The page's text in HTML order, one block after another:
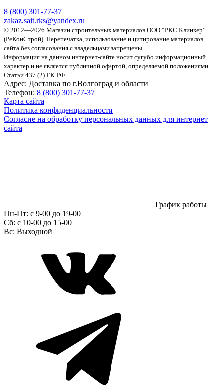
8 (800) 301-77-37
zakaz.sait.rks@yandex.ru
© 2012—2026 Магазин строительных материалов ООО “РКС Клинкер”
(РеКонСтрой). Перепечатка, использование и цитирование материалов
сайта без согласования с владельцами запрещены.
Информация на данном интернет-сайте носит сугубо информационный
характер и не является публичной офертой, определяемой положениями
Статьи 437 (2) ГК РФ.
Адрес: Доставка по г.Волгоград и области
Телефон: 8 (800) 301-77-37
Карта сайта
Политика конфиденциальности
Согласие на обработку персональных данных для интернет
сайта
График работы
Пн-Пт: с 9-00 до 19-00
Сб: c 10-00 до 15-00
Вс: Выходной